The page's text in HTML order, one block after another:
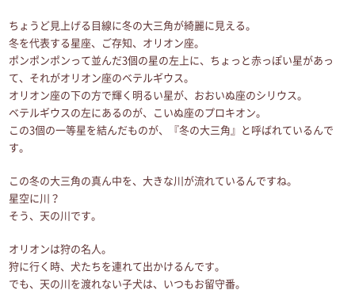
ちょうど見上げる目線に冬の大三角が綺麗に見える。
冬を代表する星座、ご存知、オリオン座。
ポンポンポンって並んだ3個の星の左上に、ちょっと赤っぽい星があっ
て、それがオリオン座のベテルギウス。
オリオン座の下の方で輝く明るい星が、おおいぬ座のシリウス。
ベテルギウスの左にあるのが、こいぬ座のプロキオン。
この3個の一等星を結んだものが、『冬の大三角』と呼ばれているんで
す。
この冬の大三角の真ん中を、大きな川が流れているんですね。
星空に川？
そう、天の川です。
オリオンは狩の名人。
狩に行く時、犬たちを連れて出かけるんです。
でも、天の川を渡れない子犬は、いつもお留守番。